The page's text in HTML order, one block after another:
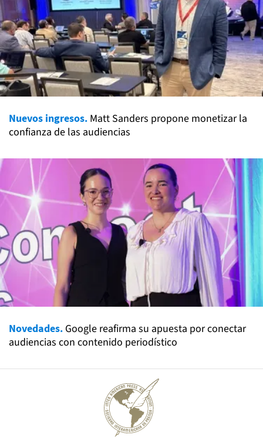
Nuevos ingresos. Matt Sanders propone monetizar la
confianza de las audiencias
Novedades. Google reafirma su apuesta por conectar
audiencias con contenido periodístico